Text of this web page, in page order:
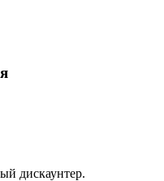
дискаунтер.